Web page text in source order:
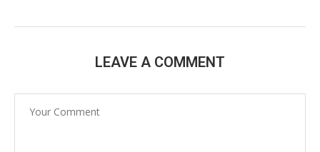
LEAVE A COMMENT